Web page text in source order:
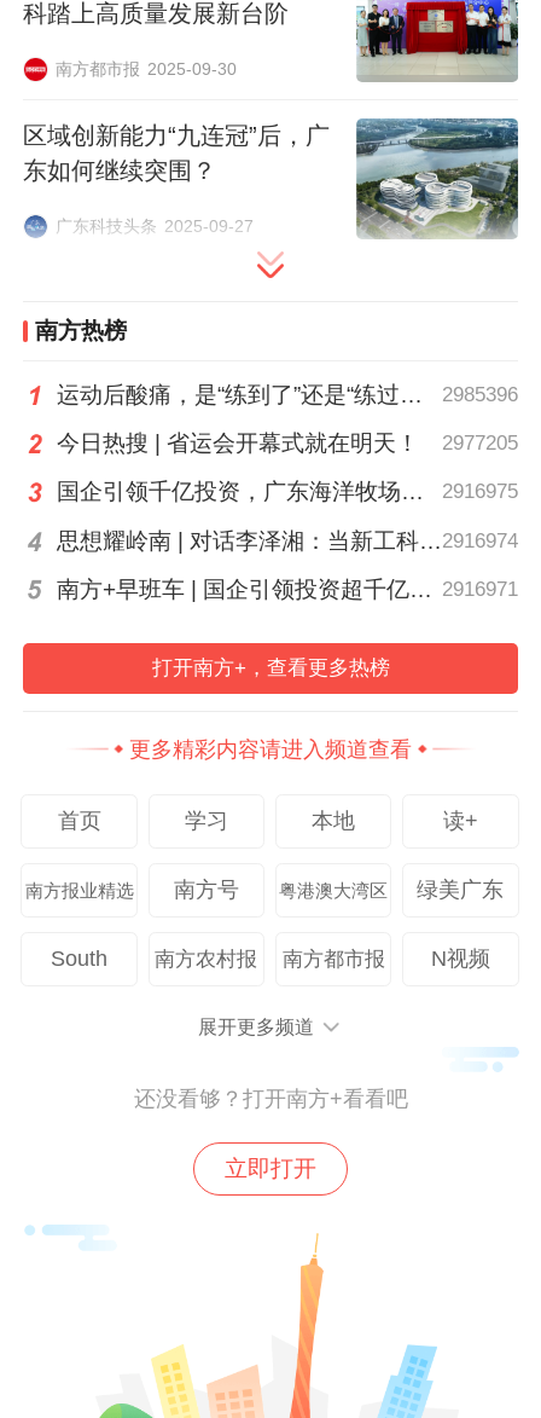
刘宝林。
院
教授王兴指出，近年来中国口腔种植在数
字化与人工智能领域进步显著，部分应用已
达国际领先水平。“自主式口腔种植机器人引
领国际，数字化技术覆盖种植治疗从外科到
修复的全流程，既提升便利性，又保障精准
度，减少并发症。”
上海交通大学医学院附属第九人民医院
赖红昌补充，国内数字化技术应用呈现“多点
开花”态势，上海、北京、广州及西部城市均
有丰硕成果，国产种植产品凭借高性价比远
销海外；国内首台自主式口腔种植机器人的
研发，更标志着行业进入自主创新新阶段；
学科已从早期“跟跑”转向自主创新。中山大
学附属口腔医院在软硬组织增量、种植体周
科踏上高质量发展新台阶
南方都市报 2025-09-30
区域创新能力“九连冠”后，广
东如何继续突围？
广东科技头条 2025-09-27
南方热榜
运动后酸痛，是“练到了”还是“练过了”？ 2985396
今日热搜 | 省运会开幕式就在明天！ 2977205
国企引领千亿投资，广东海洋牧场这场会议信息量很大 2916975
思想耀岭南 | 对话李泽湘：当新工科教育遇上大湾区超级供应链2916974
南方+早班车 | 国企引领投资超千亿！广东现代化海洋牧场建设提速 2916971
打开南方+，查看更多热榜
更多精彩内容请进入频道查看
首页 学习 本地 读+
南方报业精选 南方号 粤港澳大湾区 绿美广东
South 南方农村报 南方都市报 N视频
展开更多频道
还没看够？打开南方+看看吧
立即打开